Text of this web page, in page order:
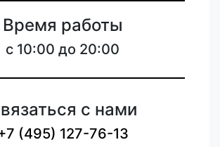
Время работы
с 10:00 до 20:00
с нами
(495) 127-76-13